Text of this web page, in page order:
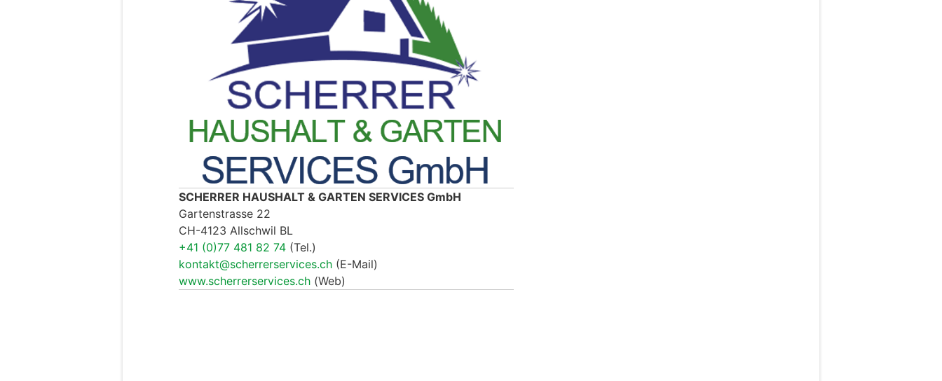
SCHERRER HAUSHALT & GARTEN SERVICES GmbH
Gartenstrasse 22
CH-4123 Allschwil BL
+41 (0)77 481 82 74 (Tel.)
kontakt@scherrerservices.ch (E-Mail)
www.scherrerservices.ch (Web)